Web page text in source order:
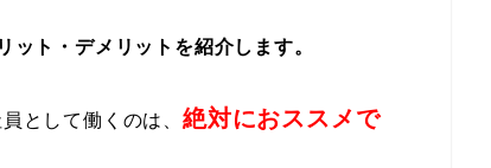
ト・デメリットを紹介します。
として働くのは、 絶対におススメで